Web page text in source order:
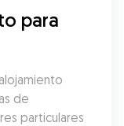
para
de
particulares